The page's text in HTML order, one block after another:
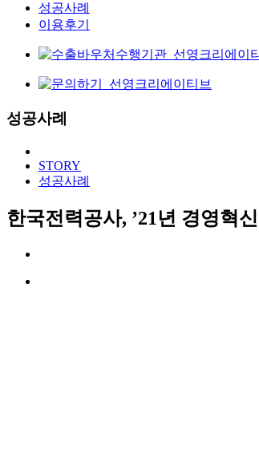
성공사례
이용후기
성공사례
STORY
성공사례
한국전력공사, ’21년 경영혁